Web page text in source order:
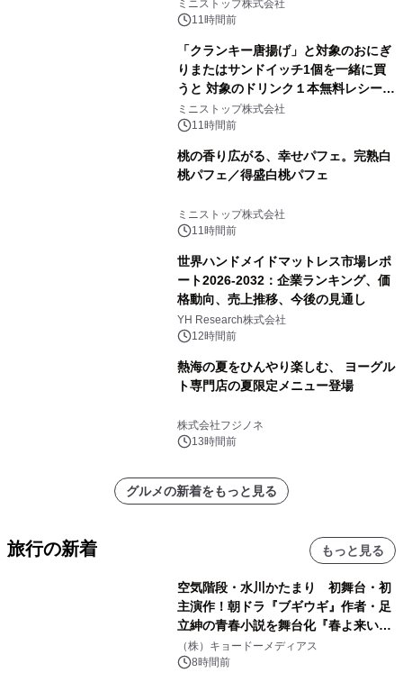
ミニストップ株式会社
11時間前
「クランキー唐揚げ」と対象のおにぎ
りまたはサンドイッチ1個を一緒に買
うと 対象のドリンク１本無料レシート
クーポンもらえる！※1
ミニストップ株式会社
11時間前
桃の香り広がる、幸せパフェ。完熟白
桃パフェ／得盛白桃パフェ
ミニストップ株式会社
11時間前
世界ハンドメイドマットレス市場レポ
ート2026-2032：企業ランキング、価
格動向、売上推移、今後の見通し
YH Research株式会社
12時間前
熱海の夏をひんやり楽しむ、 ヨーグル
ト専門店の夏限定メニュー登場
株式会社フジノネ
13時間前
グルメの新着をもっと見る
旅行の新着 もっと見る
空気階段・水川かたまり 初舞台・初
主演作！朝ドラ『ブギウギ』作者・足
立紳の青春小説を舞台化『春よ来い、
マジで来い』キービジュアル解禁！
（株）キョードーメディアス
8時間前